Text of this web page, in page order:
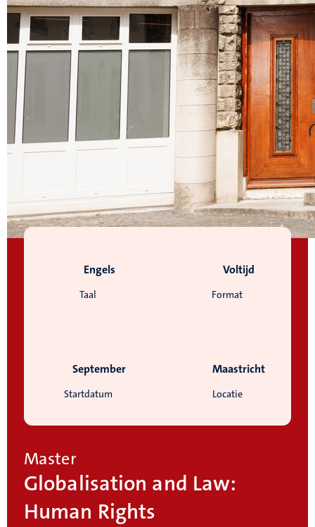
Taal
Engels
Format
Voltijd
Startdatum
September
Locatie
Maastricht
Master
Globalisation and Law:
Human Rights